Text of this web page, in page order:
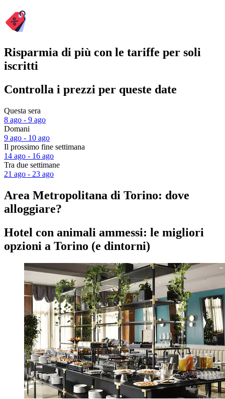
Risparmia di più con le tariffe per soli
iscritti
Controlla i prezzi per queste date
Questa sera
8 ago - 9 ago
Domani
9 ago - 10 ago
Il prossimo fine settimana
14 ago - 16 ago
Tra due settimane
21 ago - 23 ago
Area Metropolitana di Torino: dove
alloggiare?
Hotel con animali ammessi: le migliori
opzioni a Torino (e dintorni)